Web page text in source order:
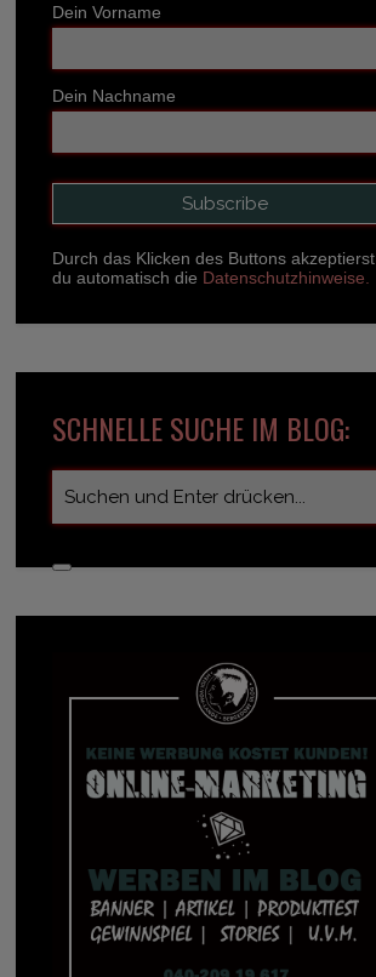
Dein Vorname
Dein Nachname
Durch das Klicken des Buttons akzeptierst
du automatisch die Datenschutzhinweise.
SCHNELLE SUCHE IM BLOG: